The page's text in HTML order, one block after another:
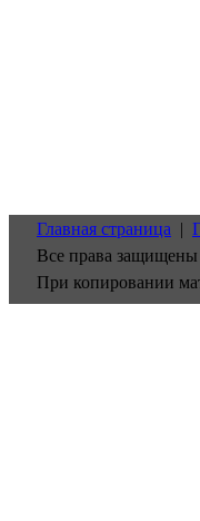
Главная страница |
Все права
При копировании